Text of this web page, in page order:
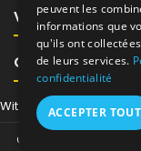
VOTRE COMPTE
CONTACT
Withdraw from
© Copyright 2026
peuvent les
informations que
qu'ils ont
de leurs services.
confidentialité
ACCEPTER TOUT